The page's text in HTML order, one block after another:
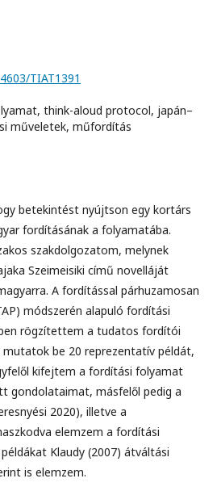
TIAT1391
think-aloud protocol, japán–
műveletek, műfordítás
betekintést nyújtson egy kortárs
fordításának a folyamatába.
szakdolgozatom, melynek
Szeimeisiki című novelláját
A fordítással párhuzamosan
módszerén alapuló fordítási
rögzítettem a tudatos fordítói
be 20 reprezentatív példát,
kifejtem a fordítási folyamat
gondolataimat, másfelől pedig a
2020), illetve a
elemzem a fordítási
Klaudy (2007) átváltási
is elemzem.